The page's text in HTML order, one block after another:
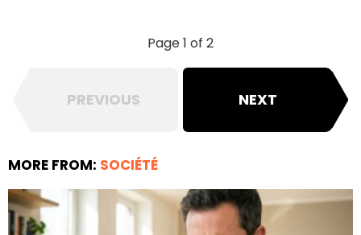
Page 1 of 2
PREVIOUS NEXT
MORE FROM: SOCIÉTÉ